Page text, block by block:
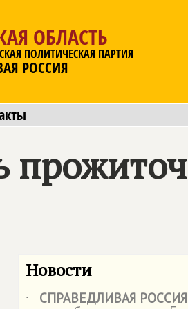
ОБЛАСТЬ
ПОЛИТИЧЕСКАЯ ПАРТИЯ
РОССИЯ
Новости
˙ СПРАВЕДЛИВАЯ РОССИЯ